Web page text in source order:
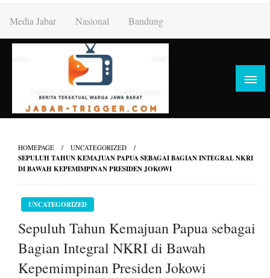
content
Media Jabar Nasional Bandung
HOMEPAGE UNCATEGORIZED
SEPULUH TAHUN KEMAJUAN PAPUA SEBAGAI BAGIAN INTEGRAL NKRI
DI BAWAH KEPEMIMPINAN PRESIDEN JOKOWI
UNCATEGORIZED
Sepuluh Tahun Kemajuan Papua sebagai
Bagian Integral NKRI di Bawah
Kepemimpinan Presiden Jokowi